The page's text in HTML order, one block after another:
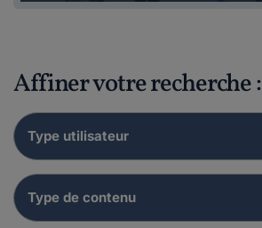
Affiner votre recherche :